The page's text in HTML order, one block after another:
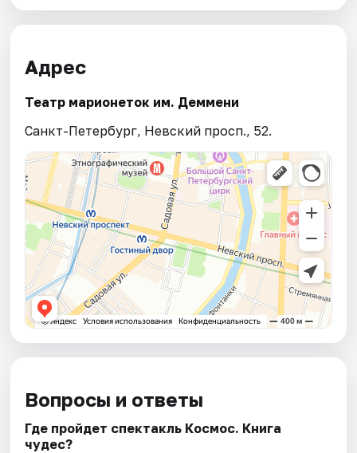
Адрес
Театр марионеток им. Деммени
Санкт-Петербург, Невский просп., 52.
Вопросы и ответы
Где пройдет спектакль Космос. Книга
чудес?